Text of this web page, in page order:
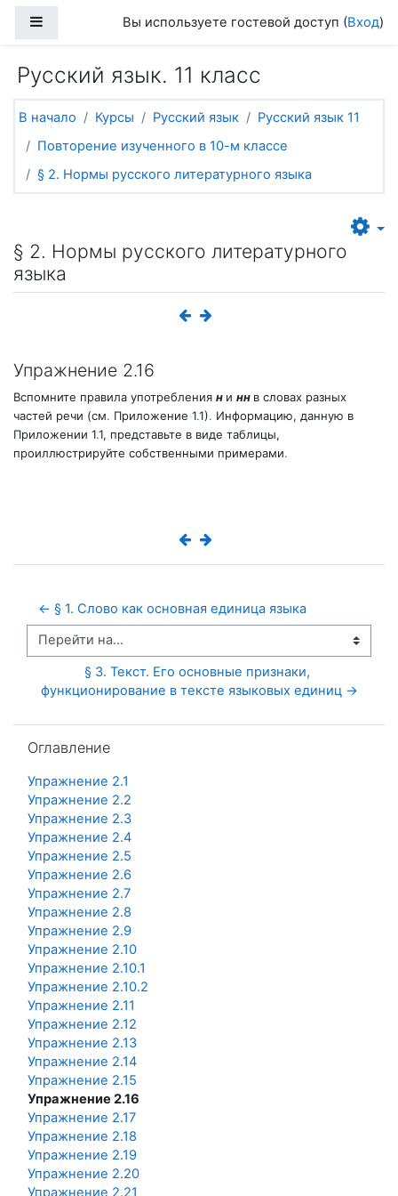
Боковая панельВы используете гостевой доступ (Вход)
Русский язык. 11 класс
В начало Курсы Русский язык
Русский язык 11
Повторение изученного в 10-м классе
§ 2. Нормы русского литературного языка
§ 2. Нормы русского литературного
языка
Упражнение 2.16
Вспомните правила употребления н и нн в словах разных
частей речи (см. Приложение 1.1). Информацию, данную в
Приложении 1.1, представьте в ви­де таблицы,
проиллюстрируйте собственными примерами.
← § 1. Слово как основная единица языка
Перейти на...
§ 3. Текст. Его основные признаки,
функционирование в тексте языковых единиц →
Оглавление
Упражнение 2.1
Упражнение 2.2
Упражнение 2.3
Упражнение 2.4
Упражнение 2.5
Упражнение 2.6
Упражнение 2.7
Упражнение 2.8
Упражнение 2.9
Упражнение 2.10
Упражнение 2.10.1
Упражнение 2.10.2
Упражнение 2.11
Упражнение 2.12
Упражнение 2.13
Упражнение 2.14
Упражнение 2.15
Упражнение 2.16
Упражнение 2.17
Упражнение 2.18
Упражнение 2.19
Упражнение 2.20
Упражнение 2.21